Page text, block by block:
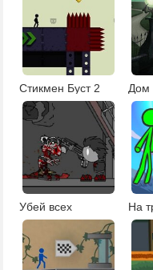
Стикмен Буст 2
Убей всех